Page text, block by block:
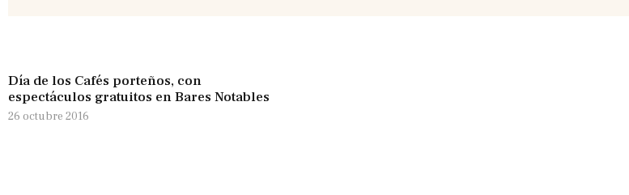
Día de los Cafés porteños, con
espectáculos gratuitos en Bares Notables
26 octubre 2016